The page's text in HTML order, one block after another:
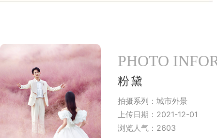
PHOTO
粉黛
拍摄系列：城市外景
上传日期：2021-12-01
浏览人气： 2603